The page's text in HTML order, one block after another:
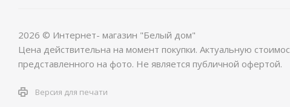
2026 © Интернет- магазин "Белый дом"
Цена действительна на момент покупки. Актуальную
представленного на фото. Не является публичной офертой.
Версия для печати